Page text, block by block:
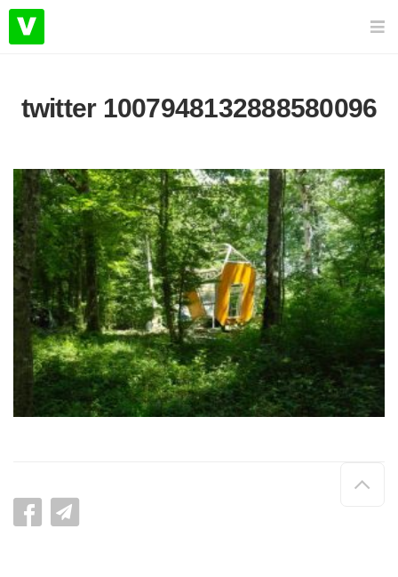
twitter 1007948132888580096
de